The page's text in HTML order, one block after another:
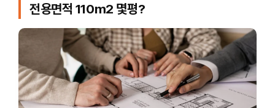
전용면적 110m2 몇평?